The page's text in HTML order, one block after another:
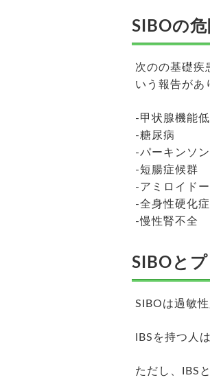
SIBOの
次のの基礎疾
いう報告があ
-甲状腺機能
-糖尿病
-パーキンソ
-短腸症候群
-アミロイド
-全身性硬化症
-慢性腎不全
SIBOと
SIBOは過敏
IBSを持つ人
ただし、IBS